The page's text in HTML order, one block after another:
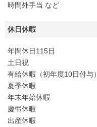
時間外手当 など
休日休暇
年間休日115日
土日祝
有給休暇（初年度10日付与）
夏季休暇
年末年始休暇
慶弔休暇
出産休暇